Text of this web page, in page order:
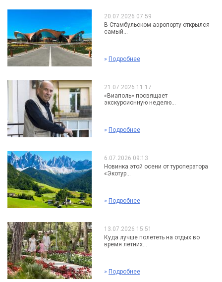
20.07.2026 07:59
В Стамбульском аэропорту открылся
самый...
» Подробнее
21.07.2026 11:17
«Виаполь» посвящает
экскурсионную неделю...
» Подробнее
6.07.2026 09:13
Новинка этой осени от туроператора
«Экотур...
» Подробнее
13.07.2026 15:51
Куда лучше полететь на отдых во
время летних...
» Подробнее